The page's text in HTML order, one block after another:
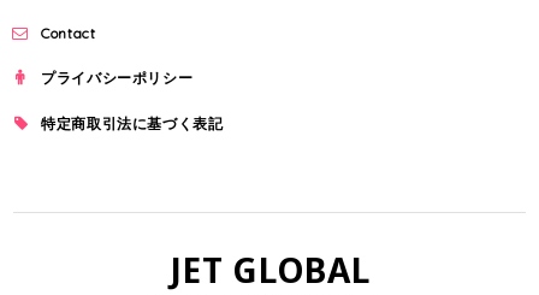
Contact
プライバシーポリシー
特定商取引法に基づく表記
JET GLOBAL